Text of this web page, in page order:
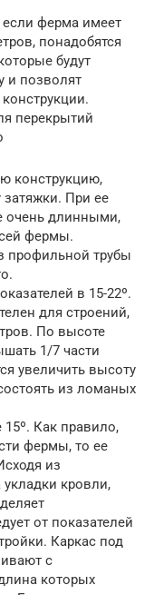
если ферма имеет
понадобятся
будут
и позволят
перекрытий
конструкцию,
При ее
очень длинными,
фермы.
профильной трубы
в 15-22º.
для строений,
По высоте
1/7 части
увеличить высоту
из ломаных
Как правило,
фермы, то ее
из
укладки кровли,
от показателей
Каркас под
с
которых